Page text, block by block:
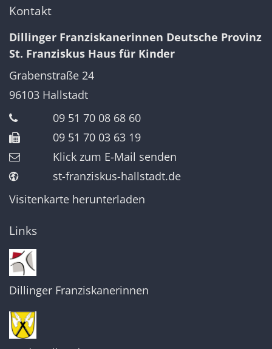
Kontakt
Dillinger Franziskanerinnen Deutsche Provinz
St. Franziskus Haus für Kinder
Grabenstraße 24
96103 Hallstadt
09 51 70 08 68 60
09 51 70 03 63 19
Klick zum E-Mail senden
st-franziskus-hallstadt.de
Visitenkarte herunterladen
Links
Dillinger Franziskanerinnen